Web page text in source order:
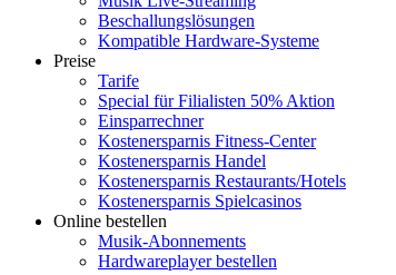
Beschallungslösungen
Kompatible Hardware-Systeme
Preise
Tarife
Special für Filialisten 50% Aktion
Einsparrechner
Kostenersparnis Fitness-Center
Kostenersparnis Handel
Kostenersparnis Restaurants/Hotels
Kostenersparnis Spielcasinos
Online bestellen
Musik-Abonnements
Hardwareplayer bestellen